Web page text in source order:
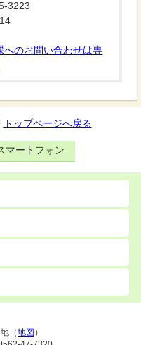
3223
のお問い合わせは専
トップページへ戻る
マートフォン
（地図 ）